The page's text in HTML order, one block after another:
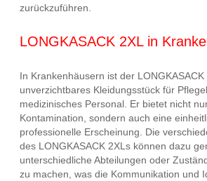
zurückzuführen.
LONGKASACK 2XL in
In Krankenhäusern ist der LONGKASACK
unverzichtbares Kleidungsstück für
medizinisches Personal. Er bietet nicht
Kontamination, sondern auch eine
professionelle Erscheinung. Die
des LONGKASACK 2XLs können dazu
unterschiedliche Abteilungen oder
zu machen, was die Kommunikation und